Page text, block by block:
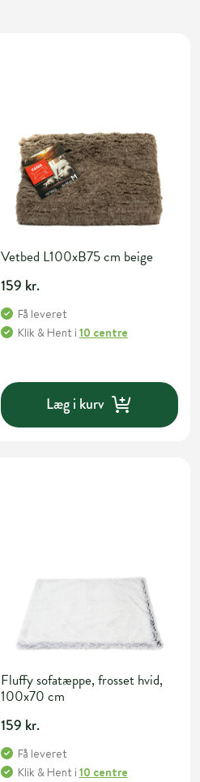
Vetbed L100xB75 cm beige
159 kr.
Få leveret
Klik & Hent i 10 centre
Læg i kurv
Fluffy sofatæppe, frosset hvid,
100x70 cm
159 kr.
Få leveret
Klik & Hent i 10 centre